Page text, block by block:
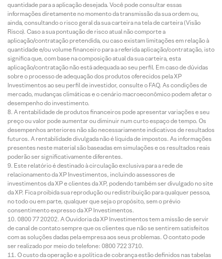
quantidade para a aplicação desejada. Você pode consultar essas
informações diretamente no momento da transmissão da sua ordem ou,
ainda, consultando o risco geral da sua carteira na tela de carteira (Visão
Risco). Caso a sua pontuação de risco atual não comporte a
aplicação/contratação pretendida, ou caso existam limitações em relação à
quantidade e/ou volume financeiro para a referida aplicação/contratação, isto
significa que, com base na composição atual da sua carteira, esta
aplicação/contratação não está adequada ao seu perfil. Em caso de dúvidas
sobre o processo de adequação dos produtos oferecidos pela XP
Investimentos ao seu perfil de investidor, consulte o FAQ. As condições de
mercado, mudanças climáticas e o cenário macroeconômico podem afetar o
desempenho do investimento.
A rentabilidade de produtos financeiros pode apresentar variações e seu
preço ou valor pode aumentar ou diminuir num curto espaço de tempo. Os
desempenhos anteriores não são necessariamente indicativos de resultados
futuros. A rentabilidade divulgada não é líquida de impostos. As informações
presentes neste material são baseadas em simulações e os resultados reais
poderão ser significativamente diferentes.
Este relatório é destinado à circulação exclusiva para a rede de
relacionamento da XP Investimentos, incluindo assessores de
investimentos da XP e clientes da XP, podendo também ser divulgado no site
da XP. Fica proibida sua reprodução ou redistribuição para qualquer pessoa,
no todo ou em parte, qualquer que seja o propósito, sem o prévio
consentimento expresso da XP Investimentos.
0800 77 20202. A Ouvidoria da XP Investimentos tem a missão de servir
de canal de contato sempre que os clientes que não se sentirem satisfeitos
com as soluções dadas pela empresa aos seus problemas. O contato pode
ser realizado por meio do telefone: 0800 722 3710.
O custo da operação e a política de cobrança estão definidos nas tabelas